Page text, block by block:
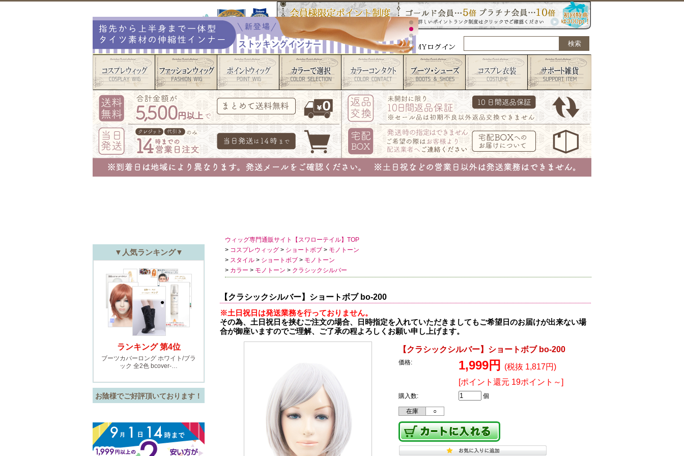
ウィッグ専門通販サイト【スワローテイル】TOP
> コスプレウィッグ > ショートボブ > モノトーン
> スタイル > ショートボブ > モノトーン
> カラー > モノトーン > クラシックシルバー
【クラシックシルバー】ショートボブ bo-200
※土日祝日は発送業務を行っておりません。
その為、土日祝日を挟むご注文の場合、日時指定を入れていただきましてもご希望日のお届けが出来ない場
合が御座いますのでご理解、ご了承の程よろしくお願い申し上げます。
【クラシックシルバー】ショートボブ bo-200
価格: 1,999円
(税抜 1,817円)
[ポイント還元 19ポイント～]
購入数: 個
在庫 ○